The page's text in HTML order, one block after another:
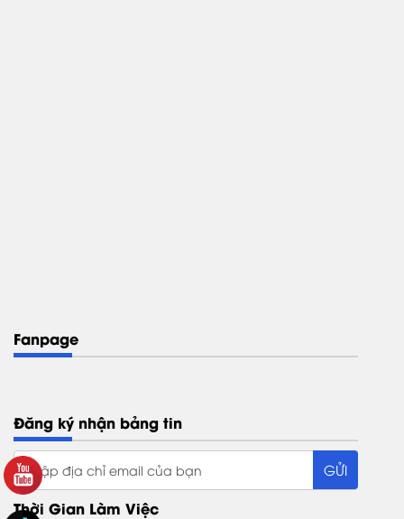
Fanpage
Đăng ký nhận bảng tin
Thời Gian Làm Việc